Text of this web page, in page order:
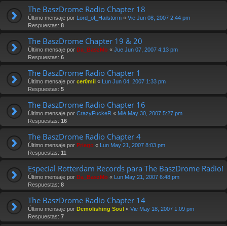
The BaszDrome Radio Chapter 18
Último mensaje por Lord_of_Hailstorm « Vie Jun 08, 2007 2:44 pm
Respuestas: 8
The BaszDrome Chapter 19 & 20
Último mensaje por Da_BaszMo « Jue Jun 07, 2007 4:13 pm
Respuestas: 6
The BaszDrome Radio Chapter 1
Último mensaje por cer0mil « Lun Jun 04, 2007 1:33 pm
Respuestas: 5
The BaszDrome Radio Chapter 16
Último mensaje por CrazyFuckeR « Mié May 30, 2007 5:27 pm
Respuestas: 16
The BaszDrome Radio Chapter 4
Último mensaje por Priego « Lun May 21, 2007 8:03 pm
Respuestas: 11
Especial Rotterdam Records para The BaszDrome Radio!
Último mensaje por Da_BaszMo « Lun May 21, 2007 6:48 pm
Respuestas: 8
The BaszDrome Radio Chapter 14
Último mensaje por Demolishing Soul « Vie May 18, 2007 1:09 pm
Respuestas: 7